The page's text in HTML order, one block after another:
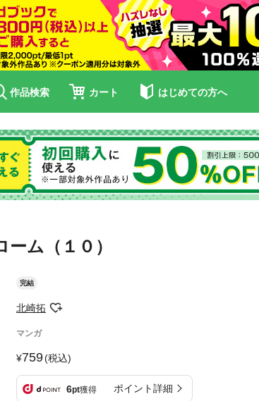
作品検索 カート はじめての方へ
ム（１０）
完結
北崎拓
マンガ
759(税込)
6pt獲得 ポイント詳細